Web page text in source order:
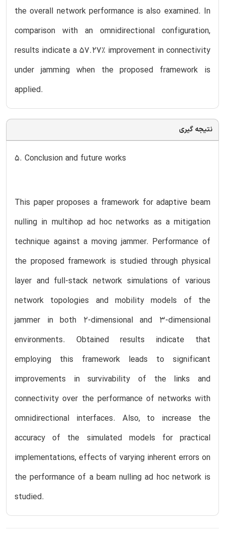
the overall network performance is also examined. In
comparison with an omnidirectional configuration,
results indicate a 57.27% improvement in connectivity
under jamming when the proposed framework is
applied.
نتیجه گیری
5. Conclusion and future works
This paper proposes a framework for adaptive beam
nulling in multihop ad hoc networks as a mitigation
technique against a moving jammer. Performance of
the proposed framework is studied through physical
layer and full-stack network simulations of various
network topologies and mobility models of the
jammer in both 2-dimensional and 3-dimensional
environments. Obtained results indicate that
employing this framework leads to significant
improvements in survivability of the links and
connectivity over the performance of networks with
omnidirectional interfaces. Also, to increase the
accuracy of the simulated models for practical
implementations, effects of varying inherent errors on
the performance of a beam nulling ad hoc network is
studied.